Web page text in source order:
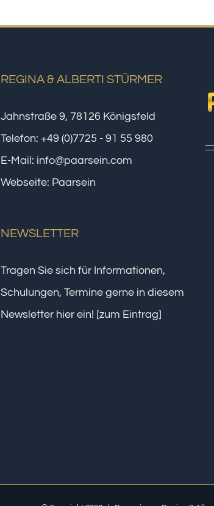
REGINA & ALBERTI STÜRMER
Jahnstraße 9, 78126 Königsfeld
Telefon: +49 (0)7725 - 91 55 980
E-Mail: info@paarsein.com
Webseite: Paarsein
NEWSLETTER
Tragen Sie sich für Informationen,
Schulungen, Termine gerne in diesem
Newsletter hier ein! [zum Eintrag]